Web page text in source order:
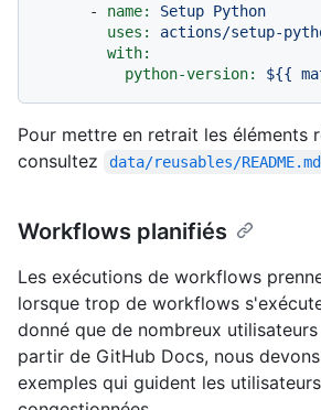
-
name: Setup Python
uses:
actions/setup-
with:
python-version:
${{
Pour mettre en retrait les éléments
consultez
data/reusables/README.md
Workflows planifiés
Les exécutions de workflows
lorsque trop de workflows
donné que de nombreux
partir de GitHub Docs, nous
exemples qui guident les